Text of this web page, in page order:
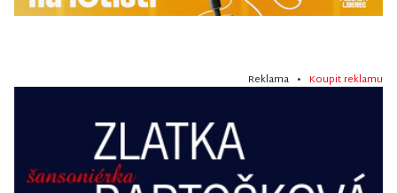
Reklama • Koupit reklamu